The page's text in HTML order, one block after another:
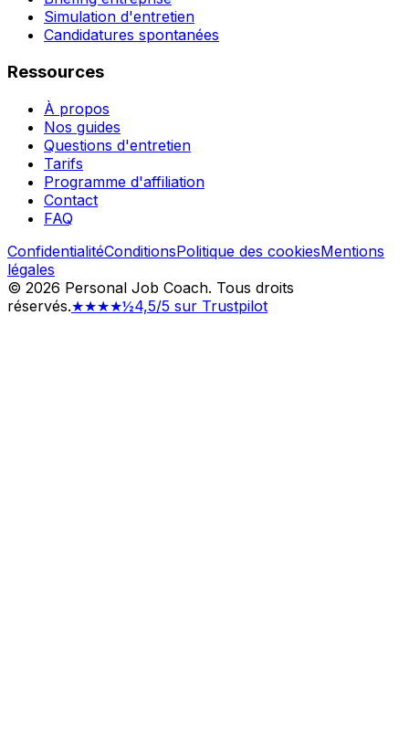
Simulation d'entretien
Candidatures spontanées
Ressources
À propos
Nos guides
Questions d'entretien
Tarifs
Programme d'affiliation
Contact
FAQ
ConfidentialitéConditionsPolitique des cookiesMentions
légales
© 2026 Personal Job Coach. Tous droits
réservés.★★★★½4,5/5 sur Trustpilot